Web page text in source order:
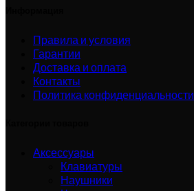
Правила и условия
Гарантии
Доставка и оплата
Контакты
Политика конфиденциальности
Аксессуары
Клавиатуры
Наушники